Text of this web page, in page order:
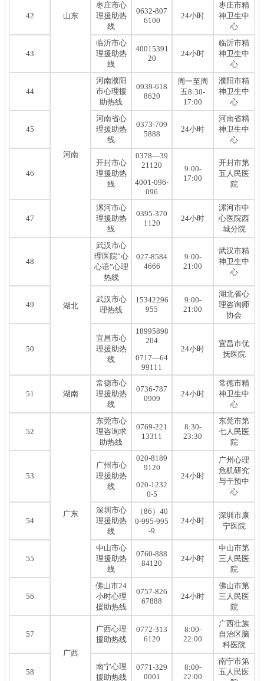
山东
42
枣庄市心
理援助热
线
0632-807
6100
24小时
枣庄市精
神卫生中
心
43
临沂市心
理援助热
线
40015391
20
24小时
临沂市精
神卫生中
心
44
河南
河南濮阳
市心理援
助热线
0939-618
8620
周一至周
五8:30-
17:00
濮阳市精
神卫生中
心
45
河南省心
理援助热
线
0373-709
5888
24小时
河南省精
神卫生中
心
46
开封市心
理援助热
线
0378—39
21120
4001-096-
096
9:00-
17:00
开封市第
五人民医
院
47
漯河市心
理援助热
线
0395-370
1120
24小时
漯河市中
心医院西
城分院
48
湖北
武汉市心
理医院“心
心语”心理
热线
027-8584
4666
9:00-
21:00
武汉市精
神卫生中
心
49
武汉市心
理热线
15342296
955
9:00-
21:00
湖北省心
理咨询师
协会
50
宜昌市心
理援助热
线
18995898
204
0717—64
99111
24小时
宜昌市优
抚医院
51 湖南
常德市心
理援助热
线
0736-787
0909
24小时
常德市精
神卫生中
心
52
广东
东莞市心
理咨询求
助热线
0769-221
13311
8:30-
23:30
东莞市第
七人民医
院
53
广州市心
理援助热
线
020-8189
9120
020-1232
0-5
24小时
广州心理
危机研究
与干预中
心
54
深圳市心
理援助热
线
（86）40
0-995-995
-9
24小时
深圳市康
宁医院
55
中山市心
理援助热
线
0760-888
84120
24小时
中山市第
三人民医
院
56
佛山市24
小时心理
援助热线
0757-826
67888
24小时
佛山市第
三人民医
院
57
广西
广西心理
援助热线
0772-313
6120
8:00-
22:00
广西壮族
自治区脑
科医院
58
南宁心理
援助热线
0771-329
0001
8:00-
22:00
南宁市第
五人民医